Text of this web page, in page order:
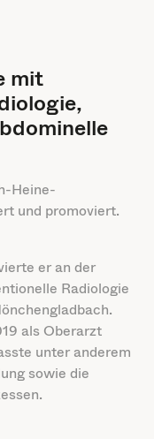
mit
Heine-
und promoviert.
er an der
Radiologie
als Oberarzt
unter anderem
sowie die